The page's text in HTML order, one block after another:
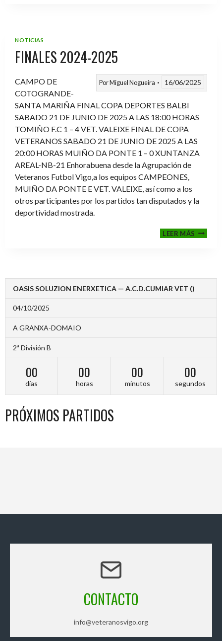
NOTICIAS
FINALES 2024-2025
PorMiguel Nogueira 16/06/2025
CAMPO DE
COTOGRANDE-
SANTA MARIÑA FINAL COPA DEPORTES BALBI
SABADO 21 DE JUNIO DE 2025 A LAS 18:00 HORAS
TOMIÑO F.C 1 – 4 VET. VALEIXE FINAL DE COPA
VETERANOS SABADO 21 DE JUNIO DE 2025 A LAS
20:00 HORAS MUIÑO DA PONTE 1 – 0 XUNTANZA
AREAL-NB-21 Enhorabuena desde la Agrupación de
Veteranos Futbol Vigo,a los equipos CAMPEONES,
MUIÑO DA PONTE E VET. VALEIXE, así como a los
otros participantes por los partidos tan disputados y la
deportividad mostrada.
LEER MÁS
2024-
OASIS SOLUZION ENERXETICA — A.C.D.CUMIAR VET ()
04/10/2025
A GRANXA-DOMAIO
2ª División B
00
días
00
horas
00
minutos
00
segundos
PRÓXIMOS PARTIDOS
CONTACTO
info@veteranosvigo.org